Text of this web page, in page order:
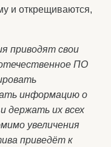
и открещиваются,
приводят свои
ПО
информацию о
держать их всех
увеличения
приведёт к